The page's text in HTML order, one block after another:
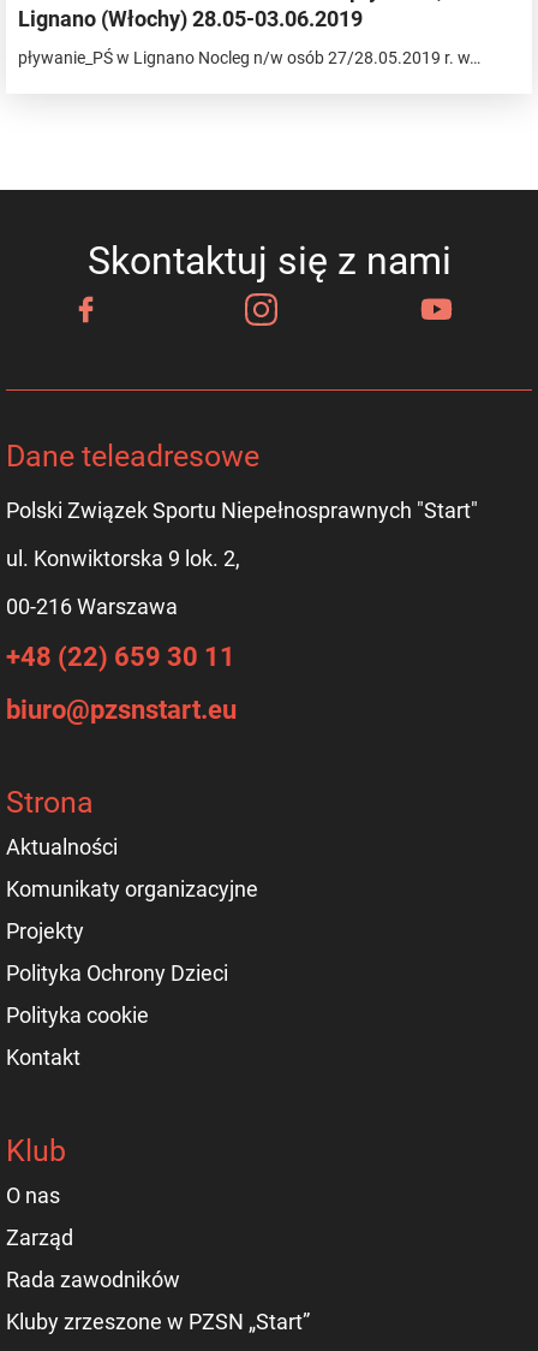
Lignano (Włochy) 28.05-03.06.2019
pływanie_PŚ w Lignano Nocleg n/w osób 27/28.05.2019 r. w…
Skontaktuj się z nami
Dane teleadresowe
Polski Związek Sportu Niepełnosprawnych "Start"
ul. Konwiktorska 9 lok. 2,
00-216 Warszawa
+48 (22) 659 30 11
biuro@pzsnstart.eu
Strona
Aktualności
Komunikaty organizacyjne
Projekty
Polityka Ochrony Dzieci
Polityka cookie
Kontakt
Klub
O nas
Zarząd
Rada zawodników
Kluby zrzeszone w PZSN „Start”